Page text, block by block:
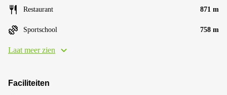
Restaurant 871 m
Sportschool 758 m
Laat meer zien
Faciliteiten